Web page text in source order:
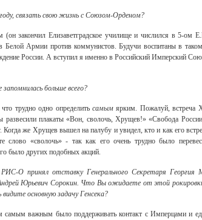
связать свою жизнь с Союзом-Орденом?
закончил Елизаветградское училище и числился в 5-ом
Армии против коммунистов. Будучи воспитаны в
России. А вступил я именно в Российский Имперский
больше всего?
трудно одно определить самым ярким. Пожалуй, встреча
плакаты «Вон, сволочь, Хрущев!» «Свобода
Когда же Хрущев вышел на палубу и увидел, кто и как его
слово «сволочь» - так как его очень трудно было
было других подобных акций.
О принял отставку Генерального Секретаря
Юрьевич Сорокин. Что Вы ожидаете от этой
основную задачу Генсека?
самым важным было поддерживать контакт с Имперцами и